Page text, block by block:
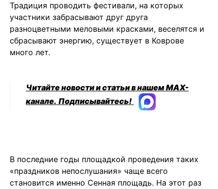
Традиция проводить фестивали, на которых
участники забрасывают друг друга
разноцветными меловыми красками, веселятся и
сбрасывают энергию, существует в Коврове
много лет.
Читайте новости и статьи в нашем MAX-
канале. Подписывайтесь!
В последние годы площадкой проведения таких
«праздников непослушания» чаще всего
становится именно Сенная площадь. На этот раз